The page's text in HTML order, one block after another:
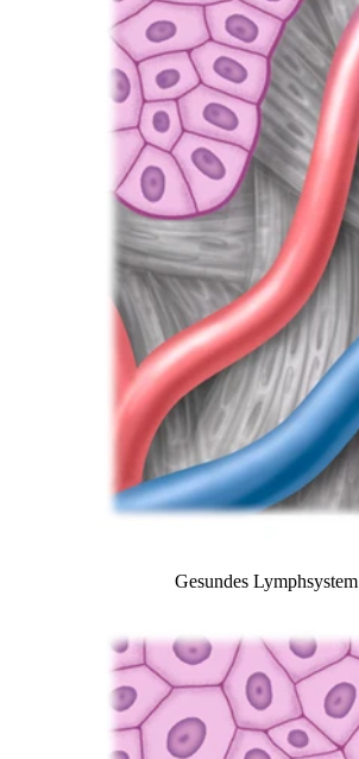
Gesundes Lymphsystem